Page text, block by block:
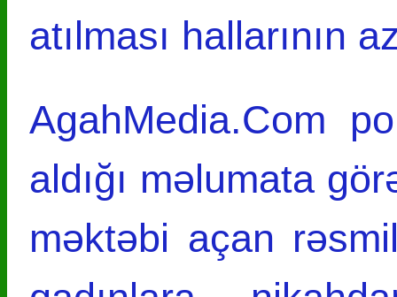
atılması hallarının
AgahMedia.Com
aldığı məlumata
məktəbi açan